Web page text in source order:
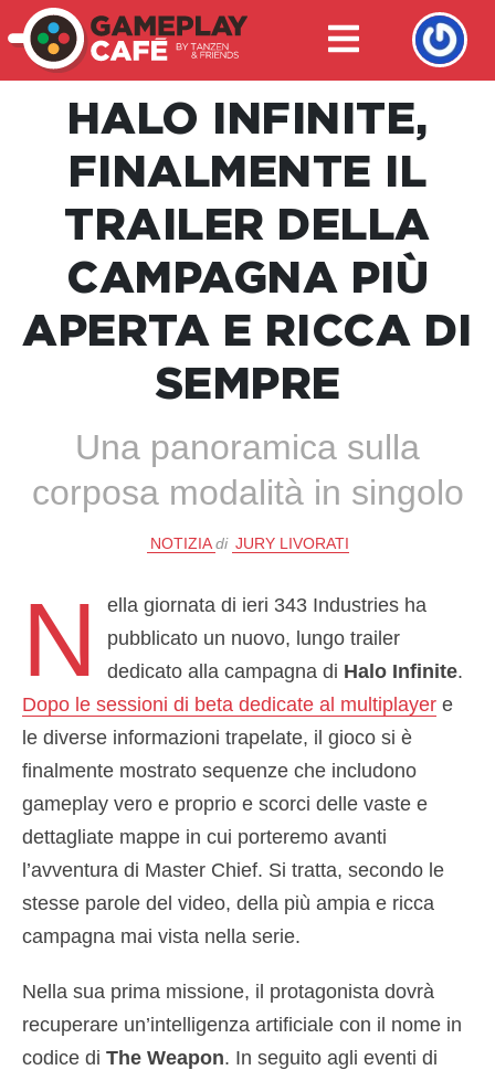
HALO INFINITE,
FINALMENTE IL
TRAILER DELLA
CAMPAGNA PIÙ
APERTA E RICCA DI
SEMPRE
Una panoramica sulla
corposa modalità in singolo
NOTIZIA di JURY LIVORATI
N
ella giornata di ieri 343 Industries ha
pubblicato un nuovo, lungo trailer
dedicato alla campagna di Halo Infinite.
Dopo le sessioni di beta dedicate al multiplayer e
le diverse informazioni trapelate, il gioco si è
finalmente mostrato sequenze che includono
gameplay vero e proprio e scorci delle vaste e
dettagliate mappe in cui porteremo avanti
l’avventura di Master Chief. Si tratta, secondo le
stesse parole del video, della più ampia e ricca
campagna mai vista nella serie.
Nella sua prima missione, il protagonista dovrà
recuperare un’intelligenza artificiale con il nome in
codice di The Weapon. In seguito agli eventi di